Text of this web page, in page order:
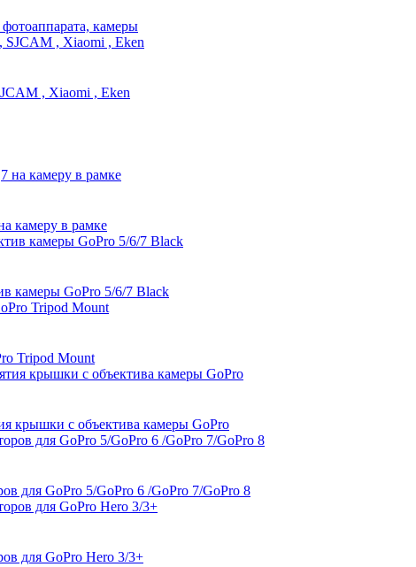
камеры
, Xiaomi , Eken
камеру в рамке
камеры GoPro 5/6/7 Black
Tripod Mount
крышки с объектива камеры GoPro
для GoPro 5/GoPro 6 /GoPro 7/GoPro 8
для GoPro Hero 3/3+